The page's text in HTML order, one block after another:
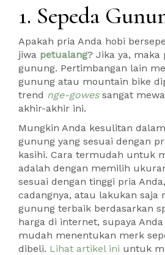
1. Sepeda
Apakah pria Anda hobi
jiwa petualang? Jika ya, maka
gunung. Pertimbangan lain
gunung atau mountain bike
trend nge-gowessangat
akhir-akhir ini.
Mungkin Anda kesulitan
gunung yang sesuai dengan
kasihi. Cara termudah untuk
adalah dengan memilih
sesuai dengan tinggi pria
cadangnya, atau lakukan saja
gunung terbaik berdasarkan
harga di internet, supaya
mudah menentukan merk
dibeli. Lihat artikel ini untuk